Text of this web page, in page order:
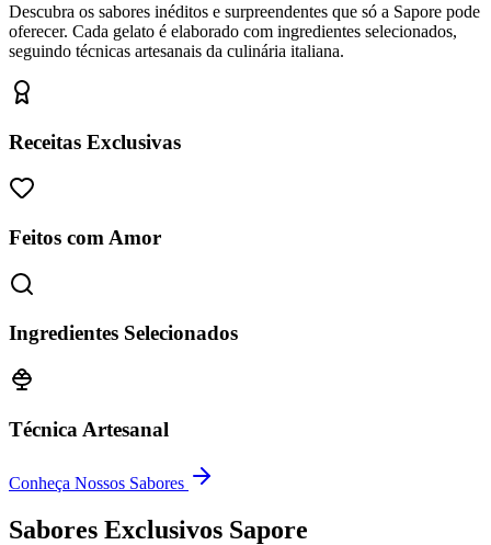
Descubra os sabores inéditos e surpreendentes que só a Sapore pode
oferecer. Cada gelato é elaborado com ingredientes selecionados,
seguindo técnicas artesanais da culinária italiana.
Receitas Exclusivas
Feitos com Amor
Ingredientes Selecionados
Técnica Artesanal
Conheça Nossos Sabores
Sabores Exclusivos Sapore